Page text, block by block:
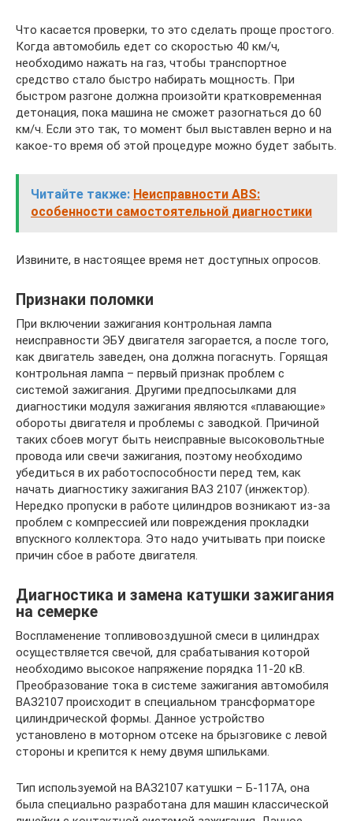
Что касается проверки, то это сделать проще простого.
Когда автомобиль едет со скоростью 40 км/ч,
необходимо нажать на газ, чтобы транспортное
средство стало быстро набирать мощность. При
быстром разгоне должна произойти кратковременная
детонация, пока машина не сможет разогнаться до 60
км/ч. Если это так, то момент был выставлен верно и на
какое-то время об этой процедуре можно будет забыть.
Читайте также: Неисправности ABS:
особенности самостоятельной диагностики
Извините, в настоящее время нет доступных опросов.
Признаки поломки
При включении зажигания контрольная лампа
неисправности ЭБУ двигателя загорается, а после того,
как двигатель заведен, она должна погаснуть. Горящая
контрольная лампа – первый признак проблем с
системой зажигания. Другими предпосылками для
диагностики модуля зажигания являются «плавающие»
обороты двигателя и проблемы с заводкой. Причиной
таких сбоев могут быть неисправные высоковольтные
провода или свечи зажигания, поэтому необходимо
убедиться в их работоспособности перед тем, как
начать диагностику зажигания ВАЗ 2107 (инжектор).
Нередко пропуски в работе цилиндров возникают из-за
проблем с компрессией или повреждения прокладки
впускного коллектора. Это надо учитывать при поиске
причин сбое в работе двигателя.
Диагностика и замена катушки зажигания
на семерке
Воспламенение топливовоздушной смеси в цилиндрах
осуществляется свечой, для срабатывания которой
необходимо высокое напряжение порядка 11-20 кВ.
Преобразование тока в системе зажигания автомобиля
ВАЗ2107 происходит в специальном трансформаторе
цилиндрической формы. Данное устройство
установлено в моторном отсеке на брызговике с левой
стороны и крепится к нему двумя шпильками.
Тип используемой на ВАЗ2107 катушки – Б-117А, она
была специально разработана для машин классической